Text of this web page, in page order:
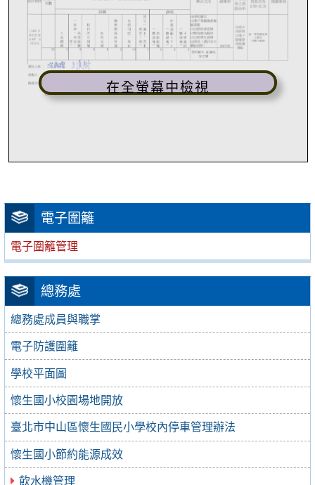
電子圍籬
電子圍籬管理
總務處
總務處成員與職掌
電子防護圍籬
學校平面圖
懷生國小校園場地開放
臺北市中山區懷生國民小學校內停車管理辦法
懷生國小節約能源成效
飲水機管理
在全螢幕中檢視